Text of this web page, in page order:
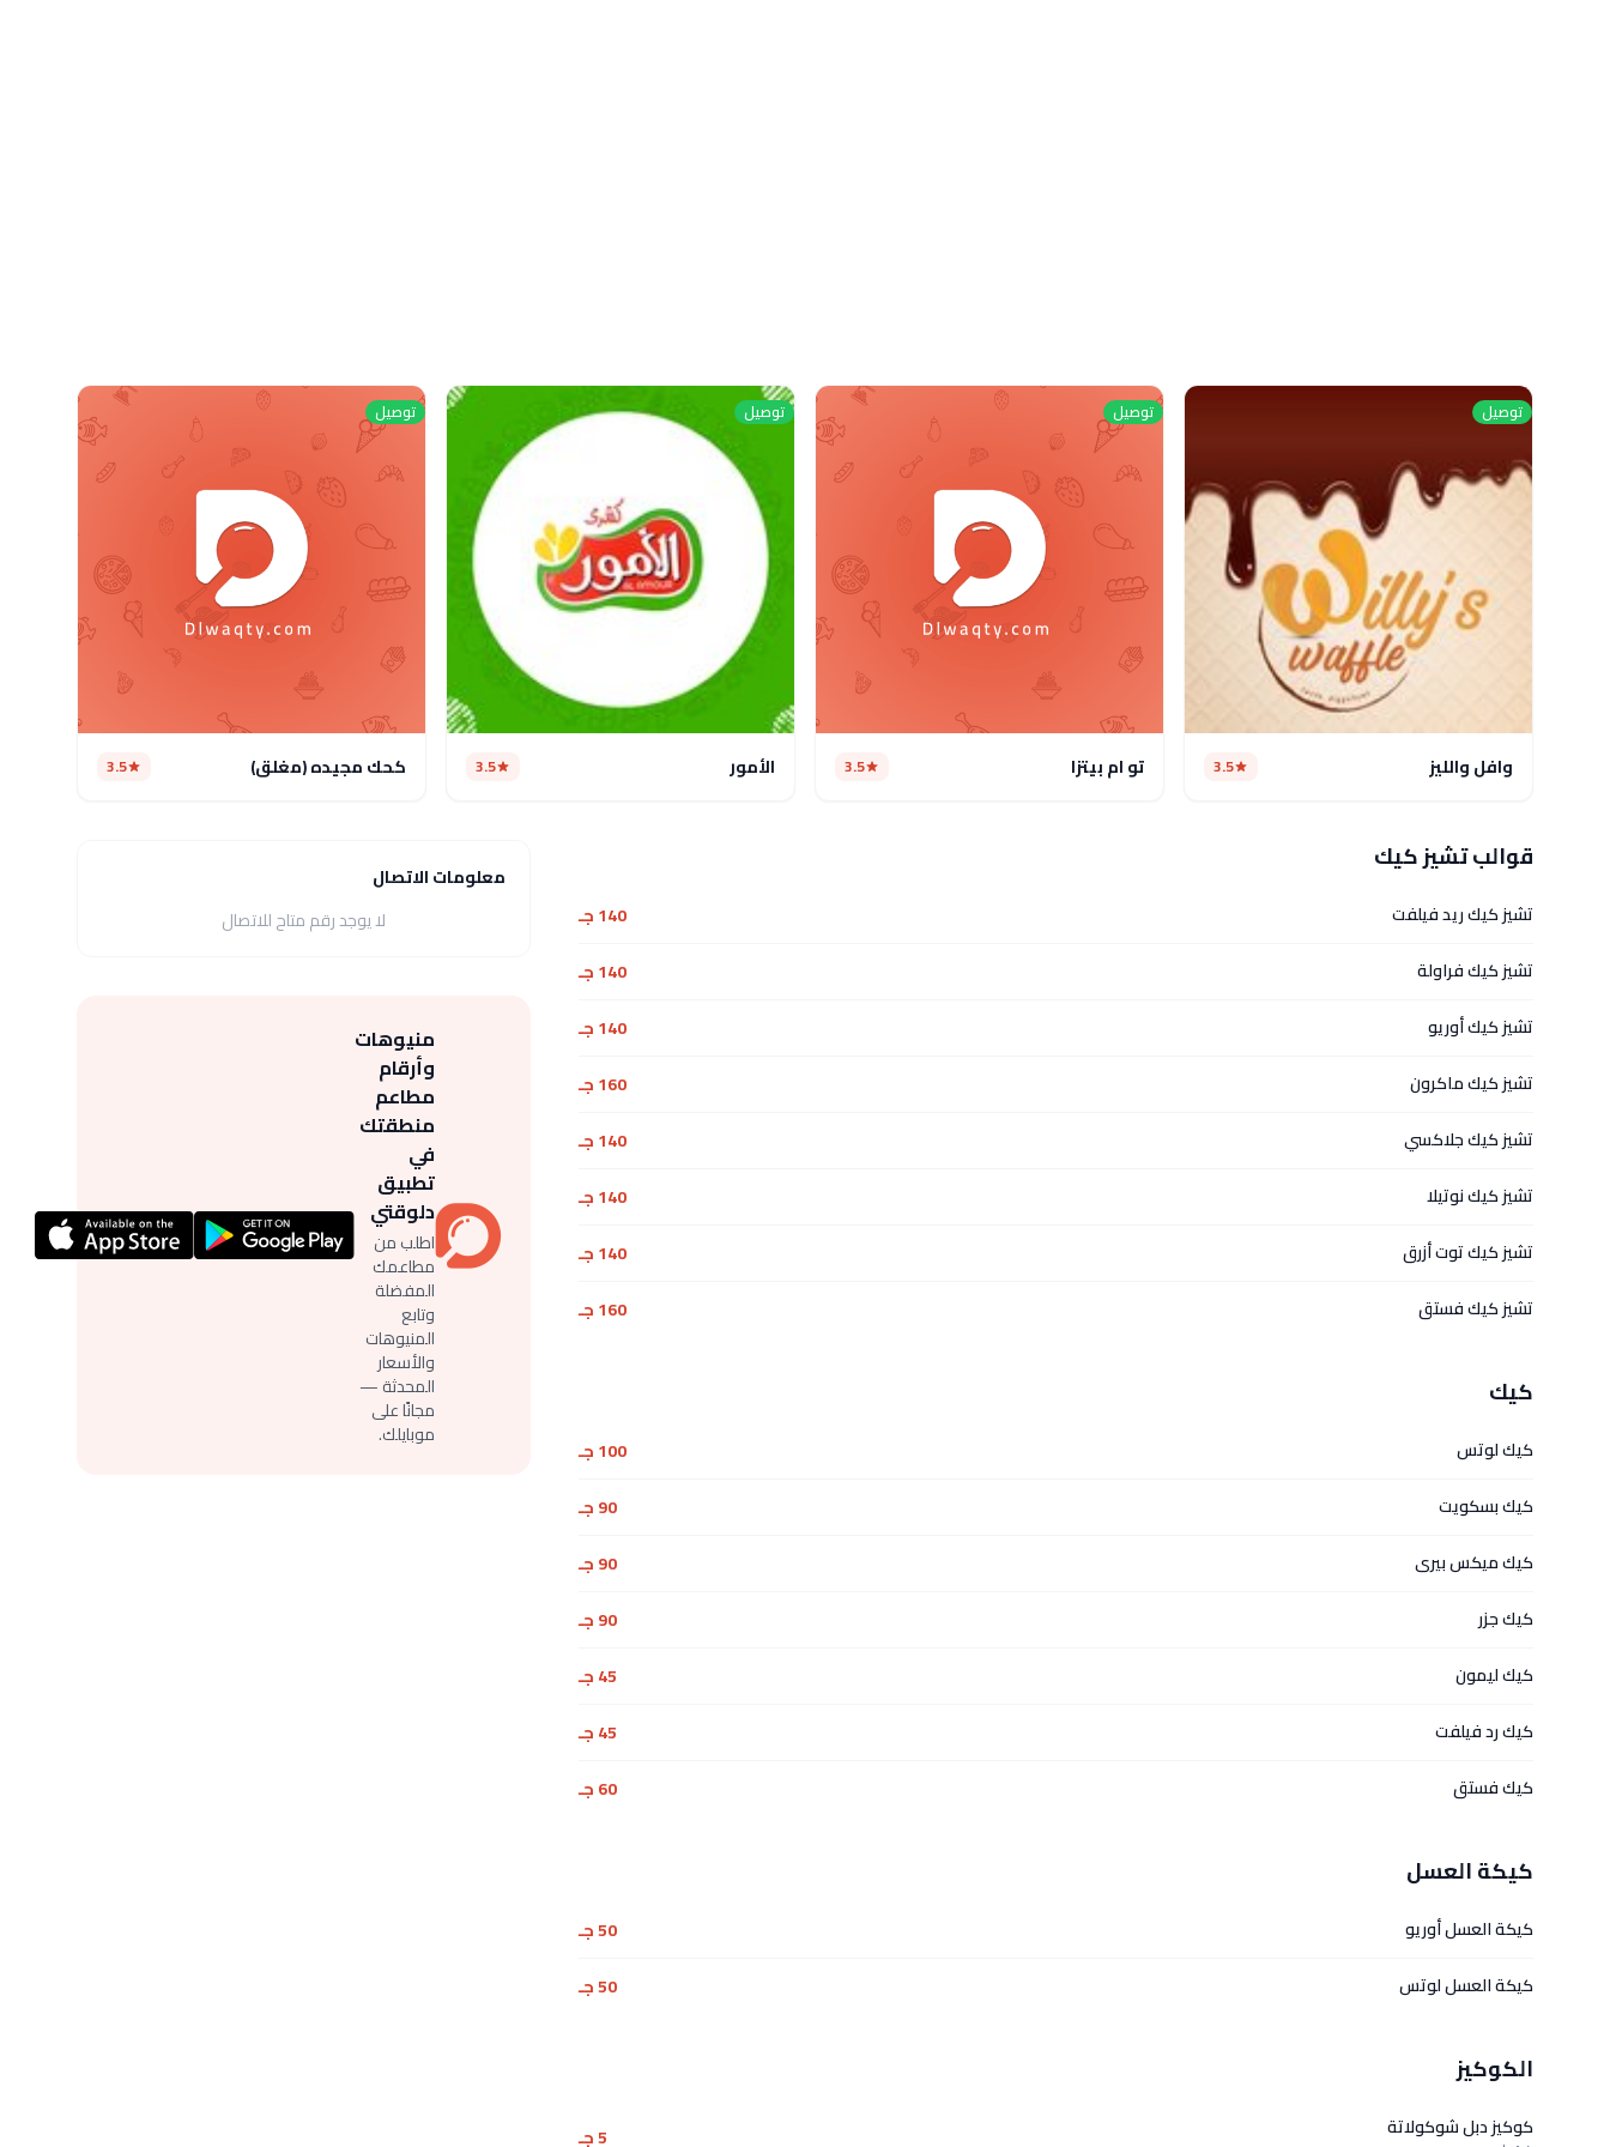
توصيل
وافل والليز 3.5
توصيل
تو ام بيتزا 3.5
توصيل
الأمور 3.5
توصيل
كحك مجيده (مغلق) 3.5
قوالب تشيز كيك
تشيز كيك ريد فيلفت
140 جـ
تشيز كيك فراولة
140 جـ
تشيز كيك أوريو
140 جـ
تشيز كيك ماكرون
160 جـ
تشيز كيك جلاكسي
140 جـ
تشيز كيك نوتيلا
140 جـ
تشيز كيك توت أزرق
140 جـ
تشيز كيك فستق
160 جـ
كيك
كيك لوتس
100 جـ
كيك بسكويت
90 جـ
كيك ميكس بيرى
90 جـ
كيك جزر
90 جـ
كيك ليمون
45 جـ
كيك رد فيلفت
45 جـ
كيك فستق
60 جـ
كيكة العسل
كيكة العسل أوريو
50 جـ
كيكة العسل لوتس
50 جـ
الكوكيز
كوكيز دبل شوكولاتة 5 جـ
معلومات الاتصال
لا يوجد رقم متاح للاتصال
منيوهات
وأرقام
مطاعم
منطقتك
في
تطبيق
دلوقتي
اطلب من
مطاعمك
المفضلة
وتابع
المنيوهات
والأسعار
المحدثة —
مجانًا على
موبايلك.